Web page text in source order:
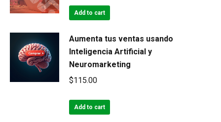
was:
Add to cart
Aumenta tus ventas usando
Inteligencia Artificial y
Neuromarketing
$115.00
Add to cart